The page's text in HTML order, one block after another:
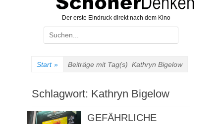
Der erste Eindruck direkt nach dem Kino
Suche
nach:
Start » Beiträge mit Tag(s) Kathryn Bigelow
Schlagwort: Kathryn Bigelow
GEFÄHRLICHE